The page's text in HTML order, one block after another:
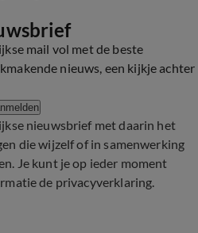
mail vol met de beste
nieuws, een kijkje achter
nieuwsbrief met daarin het
die wijzelf of in samenwerking
Je kunt je op ieder moment
de privacyverklaring.